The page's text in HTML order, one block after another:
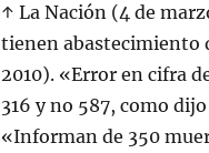
↑ La Nación (4 de
tienen abastecimiento
2010). «Error en cifra
316 y no 587, como
«Informan de 350